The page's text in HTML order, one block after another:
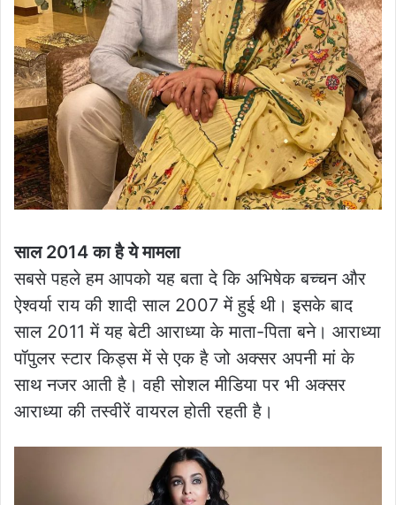
साल 2014 का है ये मामला
सबसे पहले हम आपको यह बता दे कि अभिषेक बच्चन और
ऐश्वर्या राय की शादी साल 2007 में हुई थी। इसके बाद
साल 2011 में यह बेटी आराध्या के माता-पिता बने। आराध्या
पॉपुलर स्टार किड्स में से एक है जो अक्सर अपनी मां के
साथ नजर आती है। वही सोशल मीडिया पर भी अक्सर
आराध्या की तस्वीरें वायरल होती रहती है।